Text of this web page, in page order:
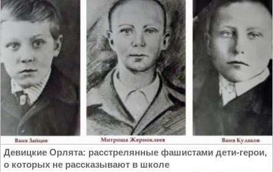
Девицкие Орлята: расстрелянные фашистами дети-герои,
о которых не рассказывают в школе